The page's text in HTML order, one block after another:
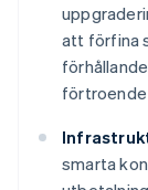
att förfina
smarta